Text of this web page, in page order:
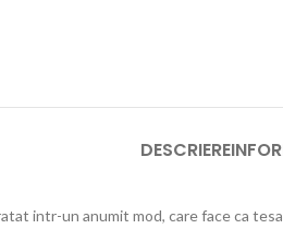
DESCRIERE
intr-un anumit mod, care face ca